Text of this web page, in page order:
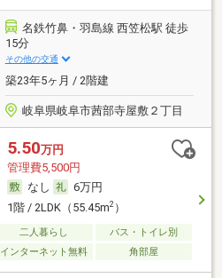
名鉄竹鼻・羽島線 西笠松駅 徒歩
15分
その他の交通
築23年5ヶ月 / 2階建
岐阜県岐阜市茜部寺屋敷２丁目
5.50万円
管理費5,500円
なし
6万円
1階 / 2LDK（55.45m2）
二人暮らし
バス・トイレ別
インターネット無料 角部屋